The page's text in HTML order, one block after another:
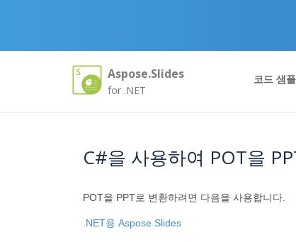
Aspose.Slides
for .NET
코드 샘플
C#을 사용하여 POT을
POT을 PPT로 변환하려면 다음을 사용합니다.
.NET용 Aspose.Slides